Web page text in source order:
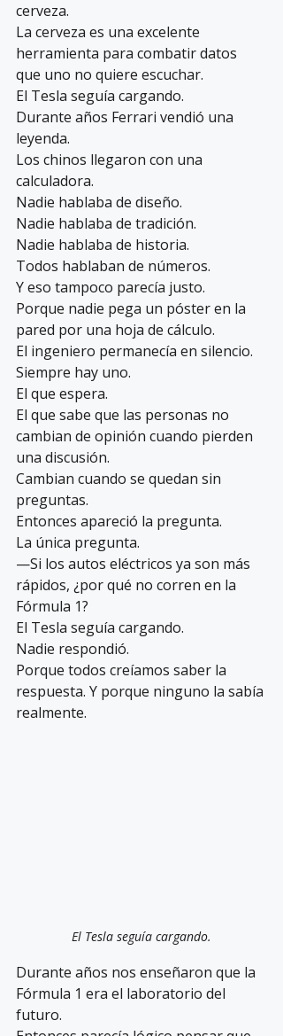
cerveza.
La cerveza es una excelente
herramienta para combatir datos
que uno no quiere escuchar.
El Tesla seguía cargando.
Durante años Ferrari vendió una
leyenda.
Los chinos llegaron con una
calculadora.
Nadie hablaba de diseño.
Nadie hablaba de tradición.
Nadie hablaba de historia.
Todos hablaban de números.
Y eso tampoco parecía justo.
Porque nadie pega un póster en la
pared por una hoja de cálculo.
El ingeniero permanecía en silencio.
Siempre hay uno.
El que espera.
El que sabe que las personas no
cambian de opinión cuando pierden
una discusión.
Cambian cuando se quedan sin
preguntas.
Entonces apareció la pregunta.
La única pregunta.
—Si los autos eléctricos ya son más
rápidos, ¿por qué no corren en la
Fórmula 1?
El Tesla seguía cargando.
Nadie respondió.
Porque todos creíamos saber la
respuesta. Y porque ninguno la sabía
realmente.
El Tesla seguía cargando.
Durante años nos enseñaron que la
Fórmula 1 era el laboratorio del
futuro.